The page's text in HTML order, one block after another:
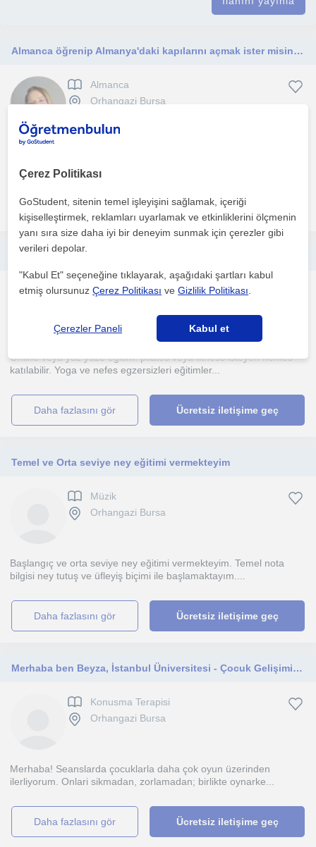
Almanca öğrenip Almanya'daki kapılarını açmak ister misiniz? Almanya'da doğmuş bir öğretmenden doğru telaffuzla Almanca öğren
Almanca
Orhangazi Bursa
daha fazlasını gör Ücretsiz iletişime geç
7 den 70 e Pilates yapmak isteyen herkes için pilates
Pilates
Online veya yüz yüze eğitim. pilates veya fitness isteyen herkes
katılabilir. Yoga ve nefes egzersizleri eğitimler...
daha fazlasını gör Ücretsiz iletişime geç
Temel ve Orta seviye ney eğitimi vermekteyim
Müzik
Orhangazi Bursa
Başlangıç ve orta seviye ney eğitimi vermekteyim. Temel nota
bilgisi ney tutuş ve üfleyiş biçimi ile başlamaktayım....
daha fazlasını gör Ücretsiz iletişime geç
Merhaba ben Beyza, İstanbul Üniversitesi - Çocuk Gelişimi mezunuyum. MEB'e bağlı özel çocuklar için eğitici sertifikasına sahibim.
Konusma Terapisi
Orhangazi Bursa
Merhaba! Seanslarda çocuklarla daha çok oyun üzerinden
ilerliyorum. Onlari sikmadan, zorlamadan; birlikte oynarke...
daha fazlasını gör Ücretsiz iletişime geç
Çerez Politikası
GoStudent, sitenin temel işleyişini sağlamak, içeriği
kişiselleştirmek, reklamları uyarlamak ve etkinliklerini ölçmenin
yanı sıra size daha iyi bir deneyim sunmak için çerezler gibi
verileri depolar.
"Kabul Et" seçeneğine tıklayarak, aşağıdaki şartları kabul
etmiş olursunuzÇerez Politikası veGizlilik Politikası
Çerezler Paneli Kabul et